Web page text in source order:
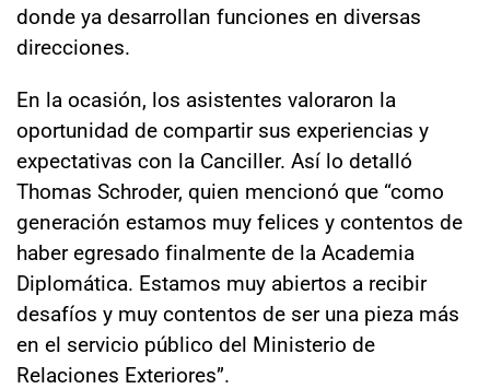
donde ya desarrollan funciones en diversas
direcciones.
En la ocasión, los asistentes valoraron la
oportunidad de compartir sus experiencias y
expectativas con la Canciller. Así lo detalló
Thomas Schroder, quien mencionó que “como
generación estamos muy felices y contentos de
haber egresado finalmente de la Academia
Diplomática. Estamos muy abiertos a recibir
desafíos y muy contentos de ser una pieza más
en el servicio público del Ministerio de
Relaciones Exteriores”.